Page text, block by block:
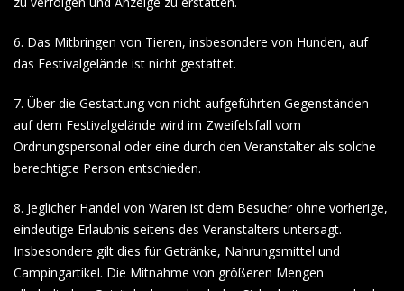
6. Das Mitbringen von Tieren, insbesondere von Hunden, auf
das Festivalgelände ist nicht gestattet.
7. Über die Gestattung von nicht aufgeführten Gegenständen
auf dem Festivalgelände wird im Zweifelsfall vom
Ordnungspersonal oder eine durch den Veranstalter als solche
berechtigte Person entschieden.
8. Jeglicher Handel von Waren ist dem Besucher ohne vorherige,
eindeutige Erlaubnis seitens des Veranstalters untersagt.
Insbesondere gilt dies für Getränke, Nahrungsmittel und
Campingartikel. Die Mitnahme von größeren Mengen